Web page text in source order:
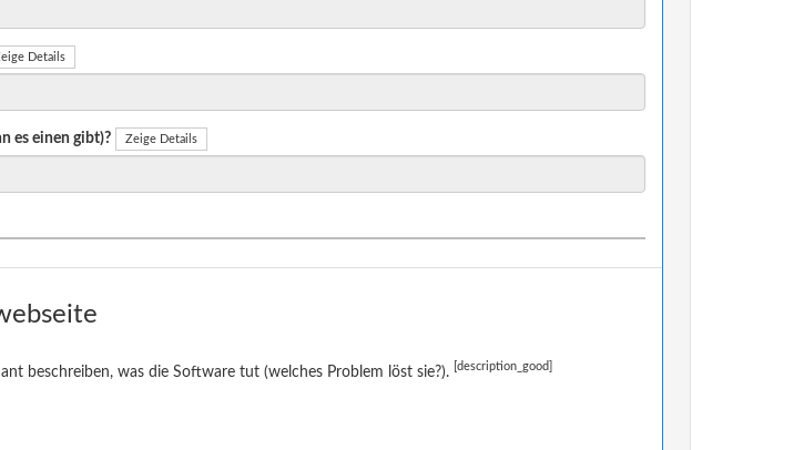
Details
es einen gibt)? Zeige Details
beschreiben, was die Software tut (welches Problem löst sie?). [description_good]